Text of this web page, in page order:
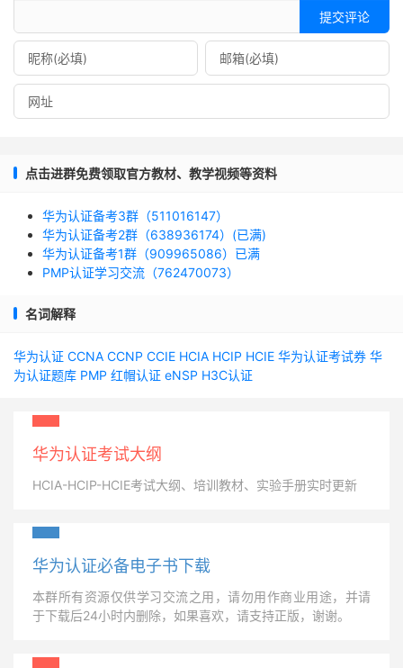
提交评论
点击进群免费领取官方教材、教学视频等资料
华为认证备考3群（511016147）
华为认证备考2群（638936174）(已满)
华为认证备考1群（909965086）已满
PMP认证学习交流（762470073）
名词解释
华为认证 CCNA CCNP CCIE HCIA HCIP HCIE 华为认证考试券 华
为认证题库 PMP 红帽认证 eNSP H3C认证
华为认证考试大纲
HCIA-HCIP-HCIE考试大纲、培训教材、实验手册实时更新
华为认证必备电子书下载
本群所有资源仅供学习交流之用，请勿用作商业用途，并请
于下载后24小时内删除，如果喜欢，请支持正版，谢谢。